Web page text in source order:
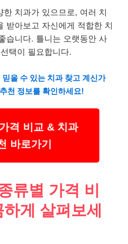
한 치과가 있으므로, 여러 치
받아보고 자신에게 적합한 치
습니다. 틀니는 오랫동안 사
택이 필요합니다.
믿을 수 있는 치과 찾고 계신가
천 정보를 확인하세요!
격 비교 & 치과
바로가기
류별 가격 비
게 살펴보세